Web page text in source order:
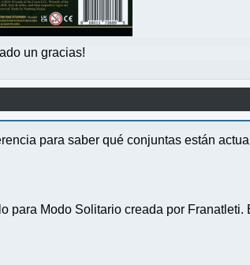
un gracias!
para saber qué conjuntas están
Modo Solitario creada por